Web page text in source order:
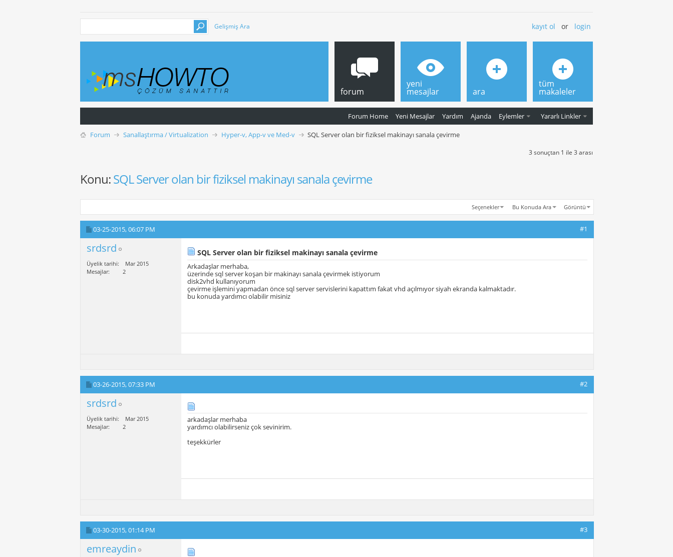
Gelişmiş Ara kayıt ol or login
forum
Forum Home Yeni Mesajlar Yardım Ajanda Eylemler Yararlı Linkler
yeni
mesajlar ara
tüm
makaleler
Forum Sanallaştırma / Virtualization Hyper-v, App-v ve Med-v SQL Server olan bir fiziksel makinayı sanala çevirme
3 sonuçtan 1 ile 3 arası
Konu:SQL Server olan bir fiziksel makinayı sanala çevirme
Seçenekler Bu Konuda Ara Görüntü
03-25-2015,06:07 PM #1
srdsrd
Üyelik tarihi
Mar 2015
Mesajlar
2
SQL Server olan bir fiziksel makinayı sanala çevirme
Arkadaşlar merhaba,
üzerinde sql server koşan bir makinayı sanala çevirmek istiyorum
disk2vhd kullanıyorum
çevirme işlemini yapmadan önce sql server servislerini kapattım fakat vhd açılmıyor siyah ekranda kalmaktadır.
bu konuda yardımcı olabilir misiniz
03-26-2015,07:33 PM #2
srdsrd
Üyelik tarihi
Mar 2015
Mesajlar
2
arkadaşlar merhaba
yardımcı olabilirseniz çok sevinirim.
teşekkürler
03-30-2015,01:14 PM #3
emreaydin